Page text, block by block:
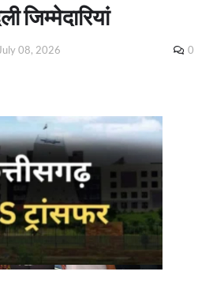
जिम्मेदारियां
July 08, 2026 0